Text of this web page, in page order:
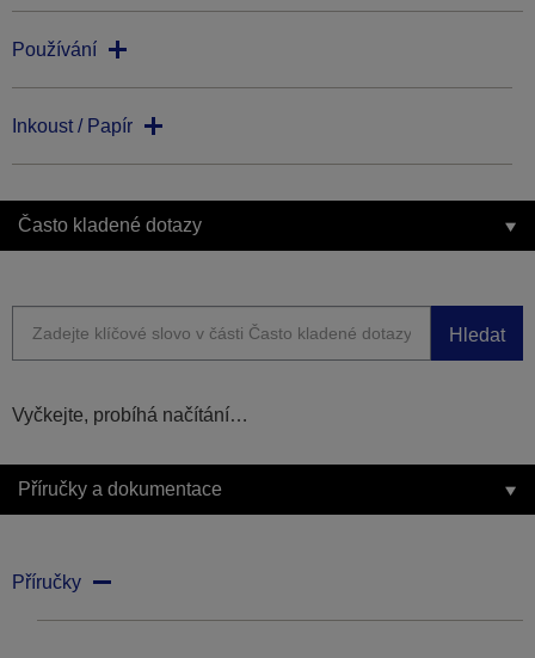
Používání
Inkoust / Papír
Často kladené dotazy
Hledat
Vyčkejte, probíhá načítání…
Příručky a dokumentace
Příručky